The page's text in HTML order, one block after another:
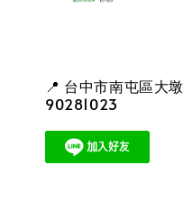
📍 台中市南屯區大
90281023